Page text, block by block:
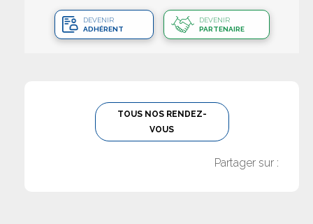
DEVENIR
ADHÉRENT
DEVENIR
PARTENAIRE
TOUS NOS RENDEZ-
VOUS
Partager sur :